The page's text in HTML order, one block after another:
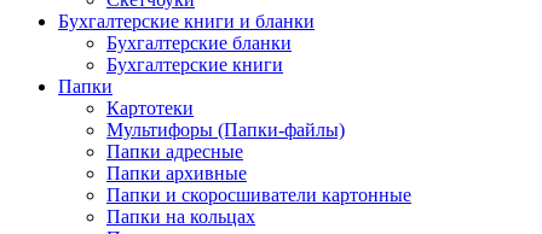
Бухгалтерские книги и бланки
Бухгалтерские бланки
Бухгалтерские книги
Папки
Картотеки
Мультифоры (Папки-файлы)
Папки адресные
Папки архивные
Папки и скоросшиватели картонные
Папки на кольцах